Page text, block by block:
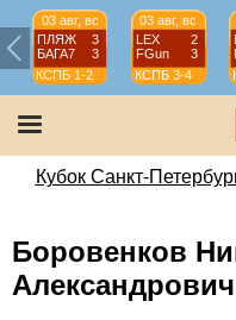
03 авг, вс
ПЛЯЖ
3
БАГА7
3
КСПБ 1-2
03 авг, вс
LEX
2
FGun
3
КСПБ 3-4
Кубок Санкт-
Боровенков
Александрович